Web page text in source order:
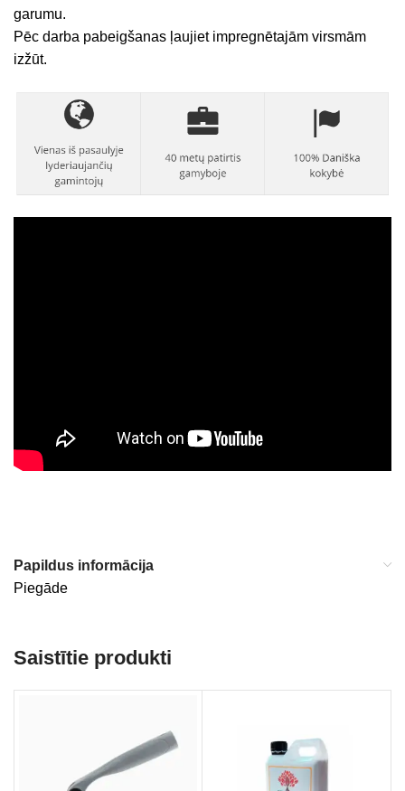
garumu.
Pēc darba pabeigšanas ļaujiet impregnētajām virsmām
izžūt.
Papildus informācija
Piegāde
Saistītie produkti